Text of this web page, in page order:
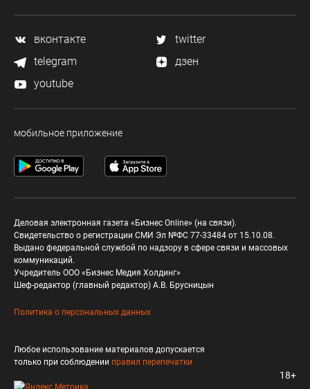
вконтакте
twitter
telegram
дзен
youtube
мобильное приложение
Деловая электронная газета «Бизнес Online» (на связи).
Свидетельство о регистрации СМИ Эл №ФС 77-33484 от 15.10.08.
Выдано федеральной службой по надзору в сфере связи и массовых
коммуникаций.
Учредитель ООО «Бизнес Медия Холдинг»
Шеф-редактор (главный редактор) А.В. Брусницын
Политика о персональных данных
Любое использование материалов допускается
только при соблюдении правил перепечатки
18+